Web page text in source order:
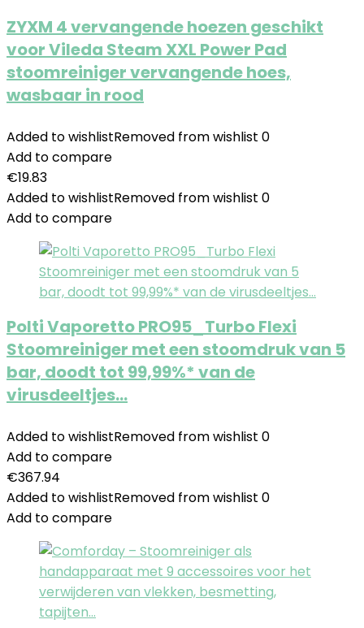
ZYXM 4 vervangende hoezen geschikt
voor Vileda Steam XXL Power Pad
stoomreiniger vervangende hoes,
wasbaar in rood
Added to wishlistRemoved from wishlist 0
Add to compare
€19.83
Added to wishlistRemoved from wishlist 0
Add to compare
Polti Vaporetto PRO95_Turbo Flexi
Stoomreiniger met een stoomdruk van 5
bar, doodt tot 99,99%* van de
virusdeeltjes…
Added to wishlistRemoved from wishlist 0
Add to compare
€367.94
Added to wishlistRemoved from wishlist 0
Add to compare